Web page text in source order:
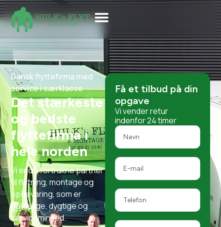
Dansk flyttefirma med
service i særklasse
Det stærkeste
og bedste
flyttefirma i
hele norden
Vi er din fortrukne partner
til flytning, montage og
opbevaring, som er
pålidelige, dygtige og
serviceminded.
Få et tilbud på din
opgave
Vi vender retur
indenfor 24 timer